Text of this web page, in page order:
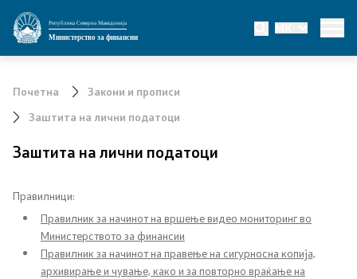
Република Северна Македонија
Министерство за финансии
MK
Министерство
Мисија и визија
Министер
Државен секретар
Државни советници
Почетна
Закони и прописи
Заштита на лични податоци
Заштита на лични податоци
Правилници:
Правилник за начинот на вршење видео мониторинг во
Министерството за финансии
Правилник за начинот на правење на сигурносна копија,
архивирање и чување, како и за повторно враќање на